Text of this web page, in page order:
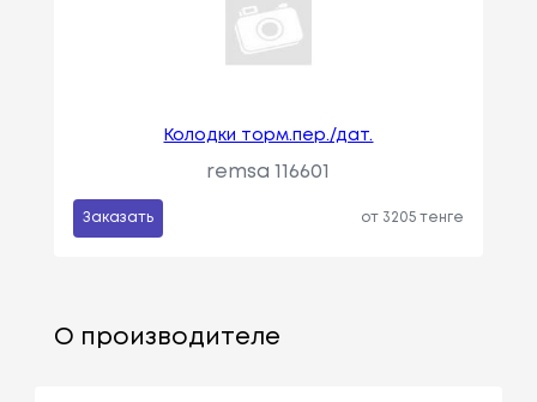
Колодки торм.пер./дат.
remsa 116601
Заказать от 3205 тенге
О производителе